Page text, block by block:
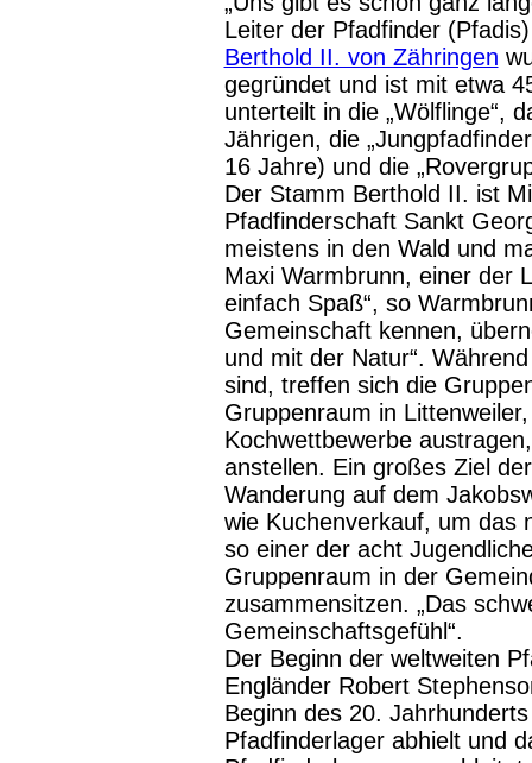
Leiter der Pfadfinder
Berthold II. von Zähringen
gegründet und ist mit etwa
unterteilt in die „Wölflinge“,
Jährigen, die
16 Jahre) und die
Der Stamm Berthold II. ist
Pfadfinderschaft Sankt
meistens in den Wald und
Maxi Warmbrunn, einer der
einfach Spaß“, so
Gemeinschaft kennen,
und mit der Natur“.
sind, treffen sich die
Gruppenraum in
Kochwettbewerbe
anstellen. Ein großes Ziel
Wanderung auf dem
wie Kuchenverkauf, um das
so einer der acht
Gruppenraum in der
zusammensitzen. „Das
Gemeinschaftsgefühl“.
Der Beginn der weltweiten
Engländer Robert
Beginn des 20.
Pfadfinderlager abhielt und